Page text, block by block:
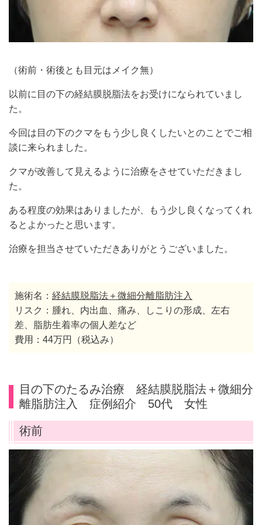
（術前・術後とも目元はメイク無）
以前に目の下の経結膜脱脂法をお受けになられていまし
た。
今回は目の下のクマをもう少し良くしたいとのことでご相
談に来られました。
クマが改善して見えるように治療をさせていただきまし
た。
ある程度の効果はありましたが、もう少し良くなってくれ
るとよかったと思います。
治療を担当させていただきありがとうございました。
施術名： 経結膜脱脂法＋微細分離脂肪注入
リスク：腫れ、内出血、痛み、しこりの形成、左右
差、脂肪生着率の個人差など
費用：44万円（税込み）
目の下のたるみ治療 経結膜脱脂法＋微細分
離脂肪注入 症例紹介 50代 女性
術前